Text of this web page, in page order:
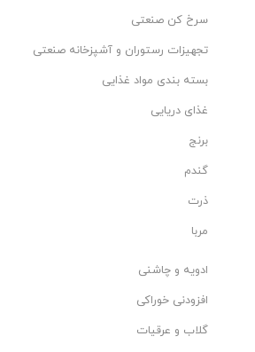
سرخ کن صنعتی
تجهیزات رستوران و آشپزخانه صنعتی
بسته بندی مواد غذایی
غذای دریایی
برنج
گندم
ذرت
مربا
ادویه و چاشنی
افزودنی خوراکی
گلاب و عرقیات